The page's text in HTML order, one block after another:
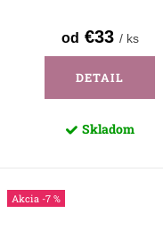
od €33 / ks
DETAIL
Skladom
-7 %